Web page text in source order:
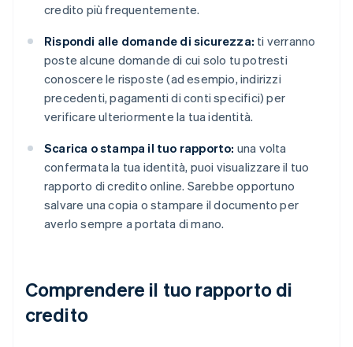
credito più frequentemente.
Rispondi alle domande di sicurezza: ti verranno
poste alcune domande di cui solo tu potresti
conoscere le risposte (ad esempio, indirizzi
precedenti, pagamenti di conti specifici) per
verificare ulteriormente la tua identità.
Scarica o stampa il tuo rapporto: una volta
confermata la tua identità, puoi visualizzare il tuo
rapporto di credito online. Sarebbe opportuno
salvare una copia o stampare il documento per
averlo sempre a portata di mano.
Comprendere il tuo rapporto di
credito